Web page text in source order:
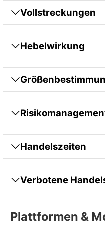
Vollstreckungen
Hebelwirkung
Handelszeiten
Verbotene
Plattformen &